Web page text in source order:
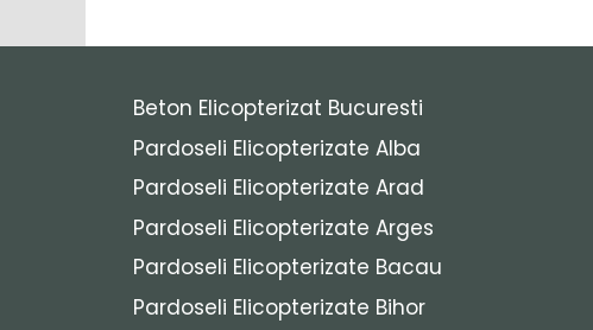
Beton Elicopterizat Bucuresti
Pardoseli Elicopterizate Alba
Pardoseli Elicopterizate Arad
Pardoseli Elicopterizate Arges
Pardoseli Elicopterizate Bacau
Pardoseli Elicopterizate Bihor